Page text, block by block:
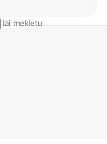
lai meklētu